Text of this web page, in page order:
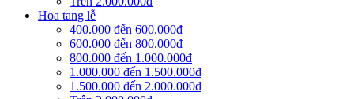
Hoa tang lễ
400.000 đến 600.000đ
600.000 đến 800.000đ
800.000 đến 1.000.000đ
1.000.000 đến 1.500.000đ
1.500.000 đến 2.000.000đ